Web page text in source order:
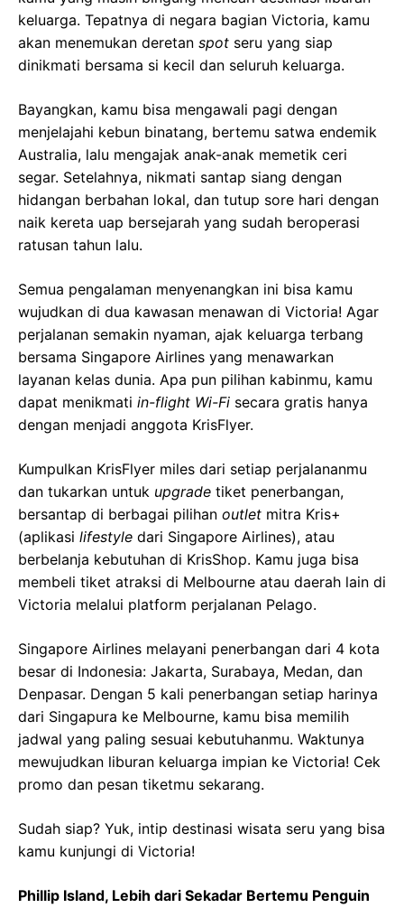
keluarga. Tepatnya di negara bagian Victoria, kamu
akan menemukan deretan spot seru yang siap
dinikmati bersama si kecil dan seluruh keluarga.
Bayangkan, kamu bisa mengawali pagi dengan
menjelajahi kebun binatang, bertemu satwa endemik
Australia, lalu mengajak anak-anak memetik ceri
segar. Setelahnya, nikmati santap siang dengan
hidangan berbahan lokal, dan tutup sore hari dengan
naik kereta uap bersejarah yang sudah beroperasi
ratusan tahun lalu.
Semua pengalaman menyenangkan ini bisa kamu
wujudkan di dua kawasan menawan di Victoria! Agar
perjalanan semakin nyaman, ajak keluarga terbang
bersama Singapore Airlines yang menawarkan
layanan kelas dunia. Apa pun pilihan kabinmu, kamu
dapat menikmati in-flight Wi-Fi secara gratis hanya
dengan menjadi anggota KrisFlyer.
Kumpulkan KrisFlyer miles dari setiap perjalananmu
dan tukarkan untuk upgrade tiket penerbangan,
bersantap di berbagai pilihan outlet mitra Kris+
(aplikasi lifestyle dari Singapore Airlines), atau
berbelanja kebutuhan di KrisShop. Kamu juga bisa
membeli tiket atraksi di Melbourne atau daerah lain di
Victoria melalui platform perjalanan Pelago.
Singapore Airlines melayani penerbangan dari 4 kota
besar di Indonesia: Jakarta, Surabaya, Medan, dan
Denpasar. Dengan 5 kali penerbangan setiap harinya
dari Singapura ke Melbourne, kamu bisa memilih
jadwal yang paling sesuai kebutuhanmu. Waktunya
mewujudkan liburan keluarga impian ke Victoria! Cek
promo dan pesan tiketmu sekarang.
Sudah siap? Yuk, intip destinasi wisata seru yang bisa
kamu kunjungi di Victoria!
Phillip Island, Lebih dari Sekadar Bertemu Penguin